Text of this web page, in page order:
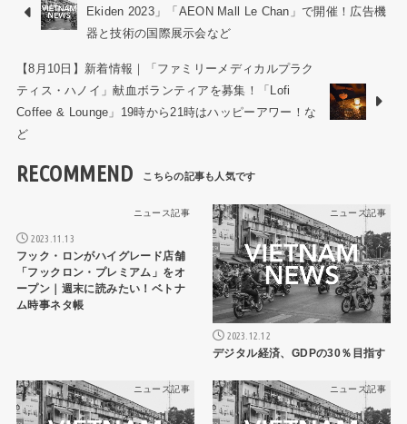
Ekiden 2023」「AEON Mall Le Chan」で開催！広告機
器と技術の国際展示会など
【8月10日】新着情報｜「ファミリーメディカルプラク
ティス・ハノイ」献血ボランティアを募集！「Lofi
Coffee & Lounge」19時から21時はハッピーアワー！な
ど
RECOMMEND
ニュース記事
2023.11.13
フック・ロンがハイグレード店舗
「フックロン・プレミアム」をオ
ープン｜週末に読みたい！ベトナ
ム時事ネタ帳
ニュース記事
2023.12.12
デジタル経済、GDPの30％目指す
ニュース記事 ニュース記事